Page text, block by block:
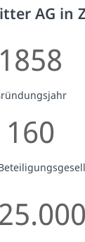
AG in
1858
160